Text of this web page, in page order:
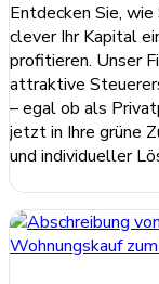
Entdecken Sie,
clever Ihr Kapital
profitieren. Unser
attraktive
– egal ob als
jetzt in Ihre grüne
und individueller
weiterlesen ...